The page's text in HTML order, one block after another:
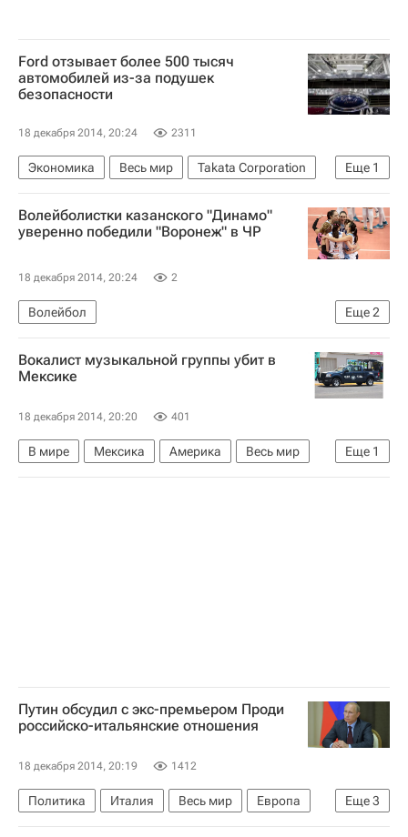
Ford отзывает более 500 тысяч
автомобилей из-за подушек
безопасности
18 декабря 2014, 20:24 2311
Еще 1
Экономика Весь мир
Takata Corporation
Ford Motor
Волейболистки казанского "Динамо"
уверенно победили "Воронеж" в ЧР
18 декабря 2014, 20:24 2
Еще2
Волейбол
Суперлига (чемпионат России по волейболу среди женщин)
Динамо-Ак Барс (ж)
Вокалист музыкальной группы убит в
Мексике
18 декабря 2014, 20:20 401
Еще 1
В мире Мексика Америка
Весь мир
Северная Америка
Путин обсудил с экс-премьером Проди
российско-итальянские отношения
18 декабря 2014, 20:19 1412
Еще3
Политика Италия Весь мир
Европа
Владимир Путин
Романо Проди Россия